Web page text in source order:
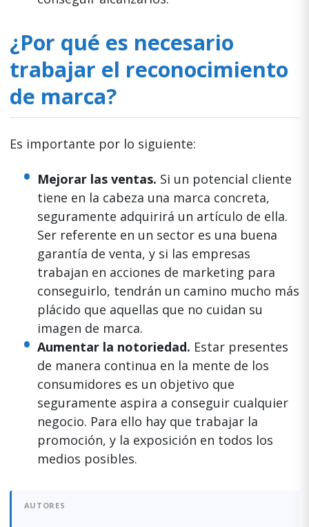
¿Por qué es necesario
trabajar el reconocimiento
de marca?
Es importante por lo siguiente:
Mejorar las ventas. Si un potencial cliente
tiene en la cabeza una marca concreta,
seguramente adquirirá un artículo de ella.
Ser referente en un sector es una buena
garantía de venta, y si las empresas
trabajan en acciones de marketing para
conseguirlo, tendrán un camino mucho más
plácido que aquellas que no cuidan su
imagen de marca.
Aumentar la notoriedad. Estar presentes
de manera continua en la mente de los
consumidores es un objetivo que
seguramente aspira a conseguir cualquier
negocio. Para ello hay que trabajar la
promoción, y la exposición en todos los
medios posibles.
AUTORES